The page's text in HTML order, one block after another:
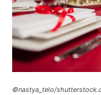
©nastya_telo/